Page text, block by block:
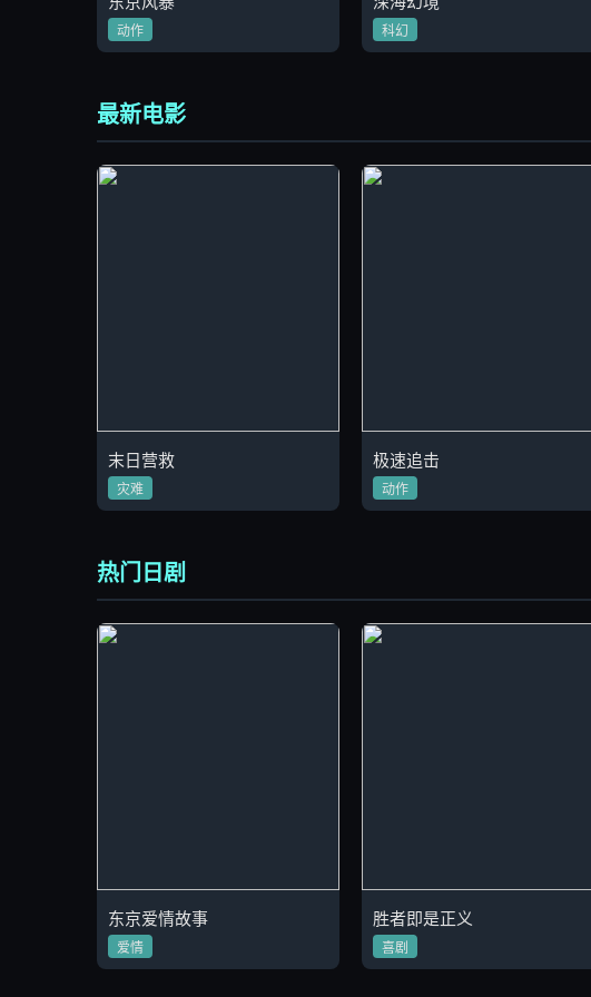
动作 科幻
最新电影
末日营救
灾难
极速追击
动作
热门日剧
东京爱情故事
爱情
胜者即是正义
喜剧